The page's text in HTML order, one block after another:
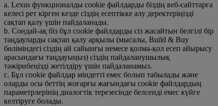
a. Lexus функционалды cookie файлдарды біздің веб-сайттарға
келесі рет кірген кезде сіздің есептікке алу деректеріңізді
сақтап қалу үшін пайдаланады.
b. Сондай-ақ біз бұл cookie файлдарды сіз жасайтын белгілі бір
таңдауларды сақтап қалу арқылы (мысалы, Build & Buy
бөліміндегі сіздің ай сайынғы немесе қолма-қол есеп айырысу
арасындағы таңдауыңыз) сіздің пайдаланушылық
тәжірибеңізді жетілдіру үшін пайдаланамыз.
с. Бұл cookie файлдар міндетті емес болып табылады және
оларды осы беттің жоғарғы жағындағы cookie файлдардың
параметрлерінің диалогтік терезесінде белсенді емес күйге
келтіруге болады.